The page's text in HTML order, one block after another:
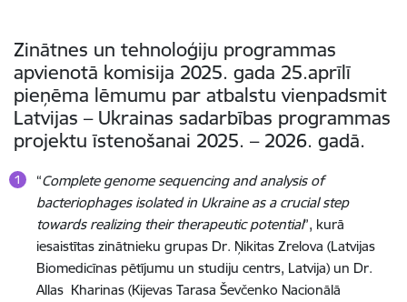
Zinātnes un tehnoloģiju programmas
apvienotā komisija 2025. gada 25.aprīlī
pieņēma lēmumu par atbalstu vienpadsmit
Latvijas – Ukrainas sadarbības programmas
projektu īstenošanai 2025. – 2026. gadā.
“Complete genome sequencing and analysis of
bacteriophages isolated in Ukraine as a crucial step
towards realizing their therapeutic potential”, kurā
iesaistītas zinātnieku grupas Dr. Ņikitas Zrelova (Latvijas
Biomedicīnas pētījumu un studiju centrs, Latvija) un Dr.
Allas Kharinas (Kijevas Tarasa Ševčenko Nacionālā